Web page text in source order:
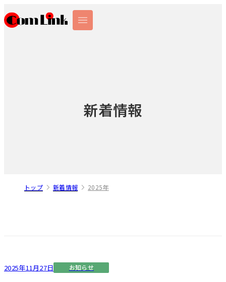
新着情報
トップ 新着情報 2025年
2025年11月27日 お知らせ